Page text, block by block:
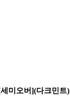
미오버](다크민트)